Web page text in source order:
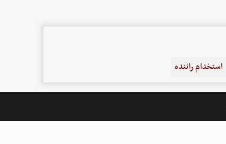
استخدام راننده